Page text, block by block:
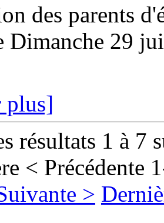
des parents
Dimanche 29
plus]
résultats 1 à 7
< Précédente
>